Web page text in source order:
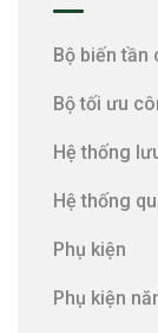
Bộ biến tần
Bộ tối ưu
Hệ thống
Hệ thống
Phụ kiện
Phụ kiện